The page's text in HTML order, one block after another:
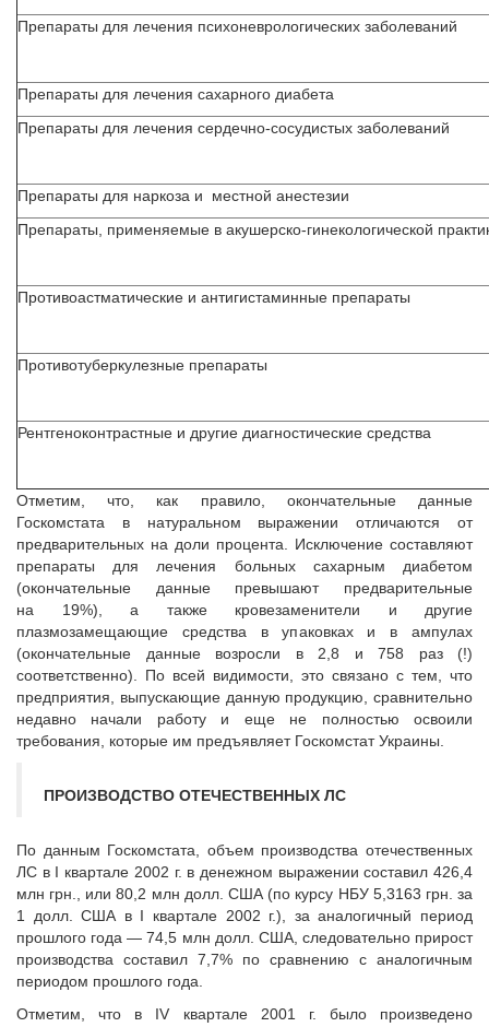
Препараты для лечения психоневрологических заболеваний
Препараты для лечения сахарного диабета
Препараты для лечения сердечно-сосудистых заболеваний
Препараты для наркоза и местной анестезии
Препараты, применяемые в акушерско-гинекологической
Противоастматические и антигистаминные препараты
Противотуберкулезные препараты
Рентгеноконтрастные и другие диагностические средства
Отметим, что, как правило, окончательные данные
Госкомстата в натуральном выражении отличаются от
предварительных на доли процента. Исключение составляют
препараты для лечения больных сахарным диабетом
(окончательные данные превышают предварительные
на 19%), а также кровезаменители и другие
плазмозамещающие средства в упаковках и в ампулах
(окончательные данные возросли в 2,8 и 758 раз (!)
соответственно). По всей видимости, это связано с тем, что
предприятия, выпускающие данную продукцию, сравнительно
недавно начали работу и еще не полностью освоили
требования, которые им предъявляет Госкомстат Украины.
ПРОИЗВОДСТВО ОТЕЧЕСТВЕННЫХ ЛС
По данным Госкомстата, объем производства отечественных
ЛС в I квартале 2002 г. в денежном выражении составил 426,4
млн грн., или 80,2 млн долл. США (по курсу НБУ 5,3163 грн. за
1 долл. США в I квартале 2002 г.), за аналогичный период
прошлого года — 74,5 млн долл. США, следовательно прирост
производства составил 7,7% по сравнению с аналогичным
периодом прошлого года.
Отметим, что в IV квартале 2001 г. было произведено